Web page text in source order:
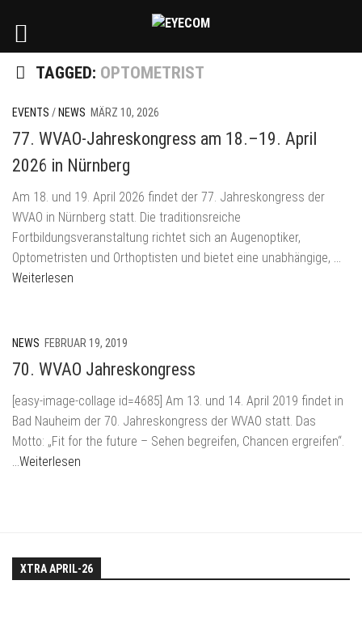
TAGGED: OPTOMETRIST
EVENTS / NEWS MÄRZ 10, 2026
77. WVAO-Jahreskongress am 18.–19. April
2026 in Nürnberg
Am 18. und 19. April 2026 findet der 77. Jahreskongress der
WVAO in Nürnberg statt. Die traditionsreiche
Fortbildungsveranstaltung richtet sich an Augenoptiker,
Optometristen und Orthoptisten und bietet eine unabhängige, …
Weiterlesen
NEWS FEBRUAR 19, 2019
70. WVAO Jahreskongress
[easy-image-collage id=4685] Am 13. und 14. April 2019 findet in
Bad Nauheim der 70. Jahreskongress der WVAO statt. Das
Motto: „Fit for the future – Sehen begreifen, Chancen ergreifen“.
…Weiterlesen
XTRA APRIL-26